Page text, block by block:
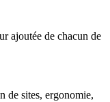
ajoutée de chacun de
de sites, ergonomie,